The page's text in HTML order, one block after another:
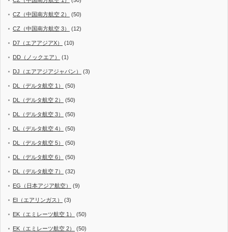
CZ（中国南方航空 2） (50)
CZ（中国南方航空 3） (12)
D7（エアアジアX） (10)
DD（ノックエア） (1)
DJ（エアアジアジャパン） (3)
DL（デルタ航空 1） (50)
DL（デルタ航空 2） (50)
DL（デルタ航空 3） (50)
DL（デルタ航空 4） (50)
DL（デルタ航空 5） (50)
DL（デルタ航空 6） (50)
DL（デルタ航空 7） (32)
EG（日本アジア航空） (9)
EI（エアリンガス） (3)
EK（エミレーツ航空 1） (50)
EK（エミレーツ航空 2） (50)